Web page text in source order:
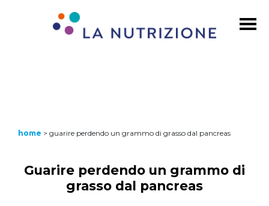
home > guarire perdendo un grammo di grasso dal pancreas
Guarire perdendo un grammo di
grasso dal pancreas